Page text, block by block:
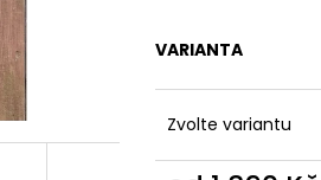
VARIANTA
Zvolte variantu
ŠATY S VOLÁNEM - MÁMENÍ